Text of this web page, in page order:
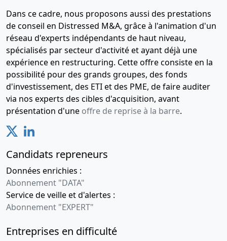
Dans ce cadre, nous proposons aussi des prestations
de conseil en Distressed M&A, grâce à l'animation d'un
réseau d'experts indépendants de haut niveau,
spécialisés par secteur d'activité et ayant déjà une
expérience en restructuring. Cette offre consiste en la
possibilité pour des grands groupes, des fonds
d'investissement, des ETI et des PME, de faire auditer
via nos experts des cibles d'acquisition, avant
présentation d'une offre de reprise à la barre.
Candidats repreneurs
Données enrichies :
Abonnement "DATA"
Service de veille et d'alertes :
Abonnement "EXPERT"
Entreprises en difficulté